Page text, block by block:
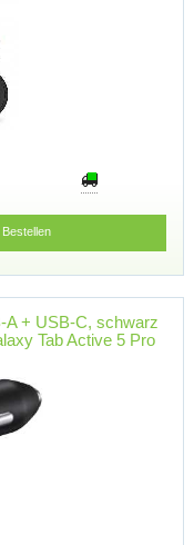
Bestellen
A + USB-C, schwarz
Tab Active 5 Pro